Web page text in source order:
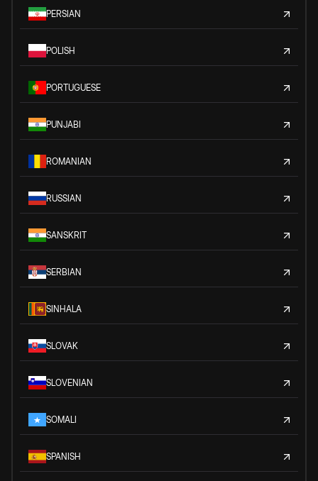
PERSIAN
POLISH
PORTUGUESE
PUNJABI
ROMANIAN
RUSSIAN
SANSKRIT
SERBIAN
SINHALA
SLOVAK
SLOVENIAN
SOMALI
SPANISH